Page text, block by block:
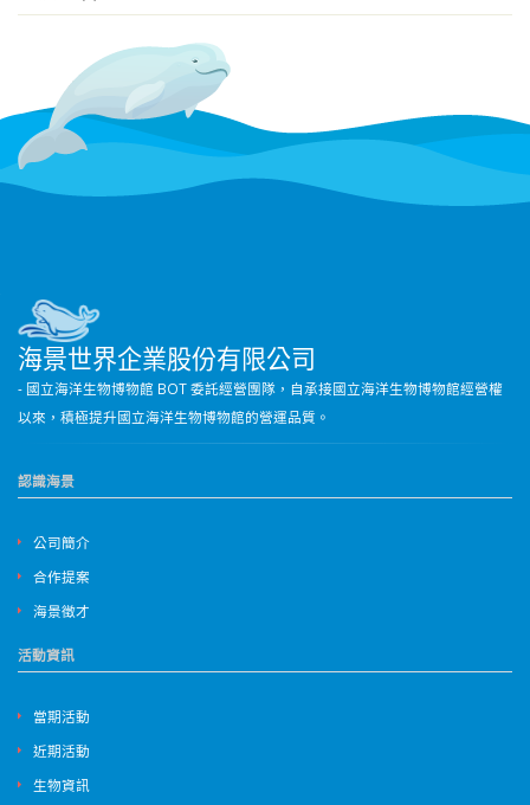
海景世界企業股份有限公司
- 國立海洋生物博物館 BOT 委託經營團隊，自承接國立海洋生物博物館經營權
以來，積極提升國立海洋生物博物館的營運品質。
認識海景
公司簡介
合作提案
海景徵才
活動資訊
當期活動
近期活動
生物資訊